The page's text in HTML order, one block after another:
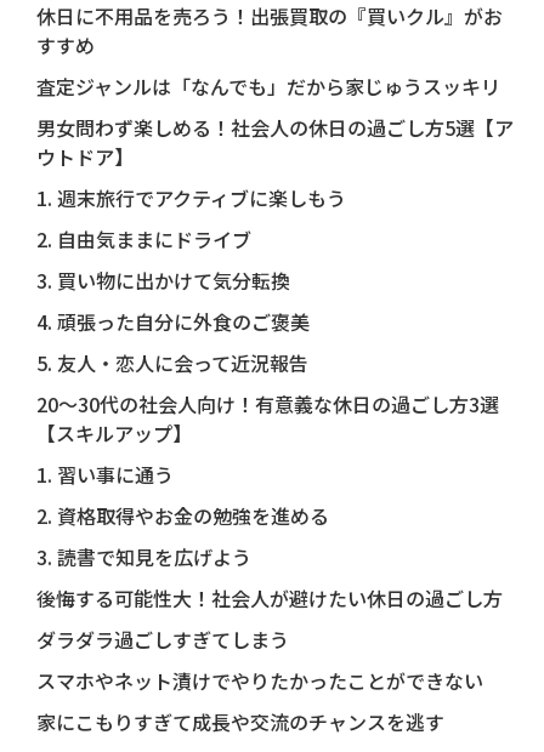
休日に不用品を売ろう！出張買取の『買いクル』がお
すすめ
査定ジャンルは「なんでも」だから家じゅうスッキリ
男女問わず楽しめる！社会人の休日の過ごし方5選【ア
ウトドア】
1. 週末旅行でアクティブに楽しもう
2. 自由気ままにドライブ
3. 買い物に出かけて気分転換
4. 頑張った自分に外食のご褒美
5. 友人・恋人に会って近況報告
20〜30代の社会人向け！有意義な休日の過ごし方3選
【スキルアップ】
1. 習い事に通う
2. 資格取得やお金の勉強を進める
3. 読書で知見を広げよう
後悔する可能性大！社会人が避けたい休日の過ごし方
ダラダラ過ごしすぎてしまう
スマホやネット漬けでやりたかったことができない
家にこもりすぎて成長や交流のチャンスを逃す